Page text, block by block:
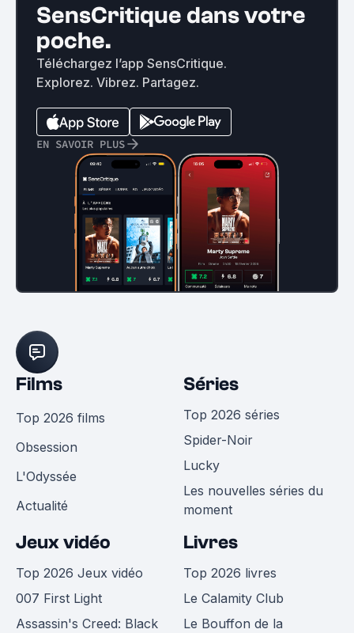
SensCritique dans votre
poche.
Téléchargez l’app SensCritique.
Explorez. Vibrez. Partagez.
EN SAVOIR PLUS
Films
Top 2026 films
Obsession
L'Odyssée
Actualité
Séries
Top 2026 séries
Spider-Noir
Lucky
Les nouvelles séries du
moment
Jeux vidéo
Top 2026 Jeux vidéo
007 First Light
Assassin's Creed: Black
Livres
Top 2026 livres
Le Calamity Club
Le Bouffon de la